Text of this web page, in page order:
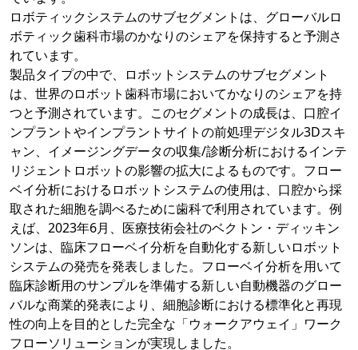
ロボティックシステムのサブセグメントは、グローバルロ
ボティック歯科市場のかなりのシェアを保持すると予測さ
れています。
製品タイプの中で、ロボットシステムのサブセグメント
は、世界のロボット歯科市場においてかなりのシェアを持
つと予測されています。このセグメントの成長は、口腔イ
ンプラントやインプラントサイトの前処理デジタル3Dスキ
ャン、イメージングデータの収集/診断分析におけるインテ
リジェントロボットの影響の拡大によるものです。フロー
ベイ分析におけるロボットシステムの使用は、口腔から採
取された細胞を調べるために歯科で利用されています。例
えば、2023年6月、医療技術会社のベクトン・ディッキン
ソンは、臨床フローベイ分析を自動化する新しいロボット
システムの発売を発表しました。フローベイ分析を用いて
臨床診断用のサンプルを準備する新しい自動機器のグロー
バルな商業的発表により、細胞診断における標準化と再現
性の向上を目的とした完全な「ウォークアウェイ」ワーク
フローソリューションが実現しました。